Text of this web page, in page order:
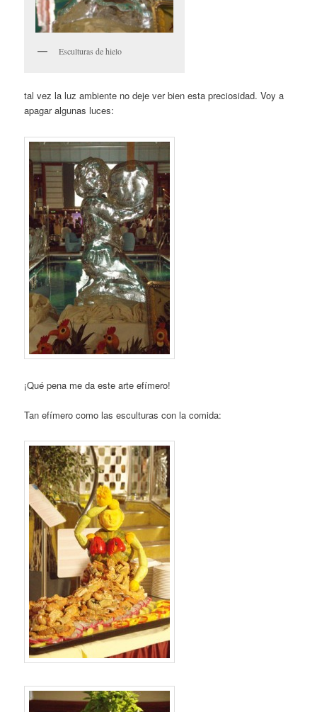
Esculturas de hielo
tal vez la luz ambiente no deje ver bien esta preciosidad. Voy a
apagar algunas luces:
¡Qué pena me da este arte efímero!
Tan efímero como las esculturas con la comida: